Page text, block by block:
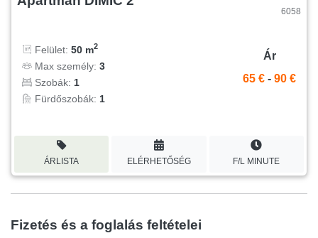
6058
Felület: 50 m2
Max személy: 3
Szobák: 1
Fürdőszobák: 1
Ár
65 € - 90 €
ÁRLISTA ELÉRHETŐSÉG F/L MINUTE
Fizetés és a foglalás feltételei